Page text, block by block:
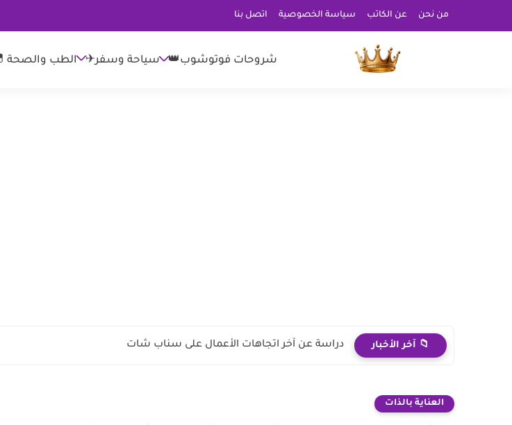
من نحن عن الكاتب سياسة الخصوصية اتصل بنا
شروحات فوتوشوب👑 سياحة وسفر✈ الطب
📁 آخر الأخبار دراسة عن آخر اتجاهات الأعمال على سناب شات
العناية بالذات